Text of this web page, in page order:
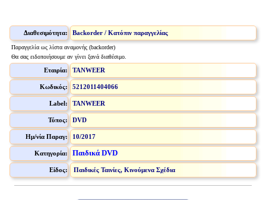
Διαθεσιμότητα: Backorder / Κατόπιν παραγγελίας
Παραγγελία ως λίστα αναμονής (backorder)
Θα σας ειδοποιήσουμε αν γίνει ξανά διαθέσιμο.
Εταιρία: TANWEER
Κωδικός: 5212011404066
Label: TANWEER
Τύπος: DVD
Ημ/νία Παραγ: 10/2017
Κατηγορία: Παιδικά DVD
Είδος: Παιδικές Ταινίες, Κινούμενα Σχέδια